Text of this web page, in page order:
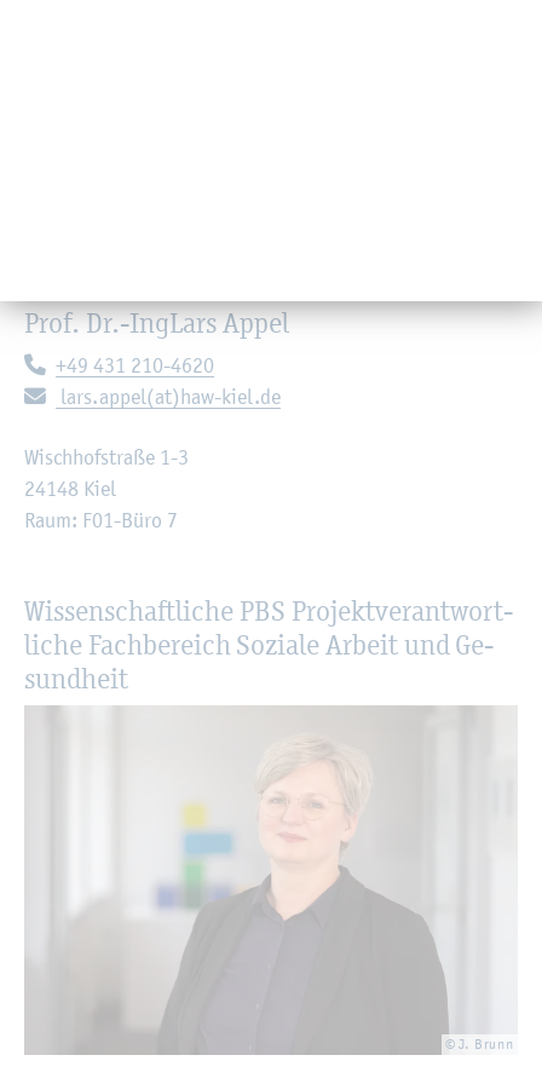
Prof. Dr.-IngLars Appel
Te­le­fon:
+49 431 210-4620
E-Mail:
lars.​appel(at)haw-kiel.de
Wisch­hof­stra­ße 1-3
24148 Kiel
Raum: F01-Büro 7
Wis­sen­schaft­li­che PBS Pro­jekt­ver­ant­wort­
li­che Fach­be­reich So­zia­le Ar­beit und Ge­
sund­heit
© J. Brunn